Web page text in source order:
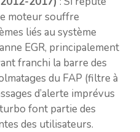
moteur souffre
liés au système
EGR, principalement
franchi la barre des
du FAP (filtre à
d’alerte imprévus
font partie des
des utilisateurs.